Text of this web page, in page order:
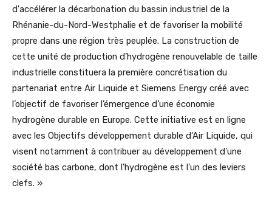
d'accélérer la décarbonation du bassin industriel de la
Rhénanie-du-Nord-Westphalie et de favoriser la mobilité
propre dans une région très peuplée. La construction de
cette unité de production d’hydrogène renouvelable de taille
industrielle constituera la première concrétisation du
partenariat entre Air Liquide et Siemens Energy créé avec
l’objectif de favoriser l’émergence d’une économie
hydrogène durable en Europe. Cette initiative est en ligne
avec les Objectifs développement durable d’Air Liquide, qui
visent notamment à contribuer au développement d’une
société bas carbone, dont l'hydrogène est l'un des leviers
clefs. »